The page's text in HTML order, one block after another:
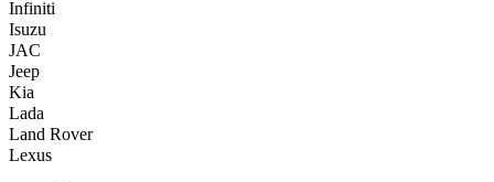
Infiniti
Isuzu
JAC
Jeep
Kia
Lada
Land Rover
Lexus